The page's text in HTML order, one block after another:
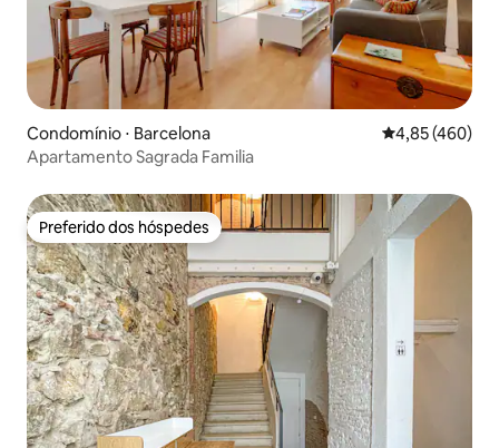
Condomínio ⋅ Barcelona 4,85 de uma
4,85 (460)
Apartamento Sagrada Familia
Preferido dos hóspedes
Preferido dos hóspedes